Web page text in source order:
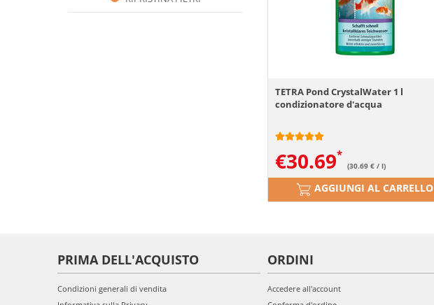
TETRA Pond CrystalWater 1 l
condizionatore d'acqua
€30.69 (30.69 € / l)
AGGIUNGI AL CARRELLO
PRIMA DELL'ACQUISTO
Condizioni generali di vendita
ORDINI
Accedere all'account